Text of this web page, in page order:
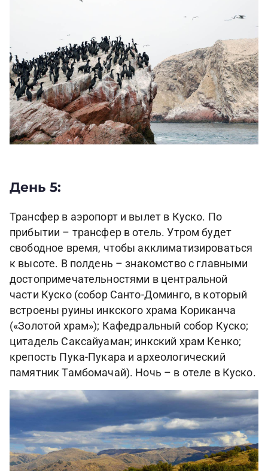
День 5:
Трансфер в аэропорт и вылет в Куско. По
прибытии – трансфер в отель. Утром будет
свободное время, чтобы акклиматизироваться
к высоте. В полдень – знакомство с главными
достопримечательностями в центральной
части Куско (собор Санто-Доминго, в который
встроены руины инкского храма Кориканча
(«Золотой храм»); Кафедральный собор Куско;
цитадель Саксайуаман; инкский храм Кенко;
крепость Пука-Пукара и археологический
памятник Тамбомачай). Ночь – в отеле в Куско.